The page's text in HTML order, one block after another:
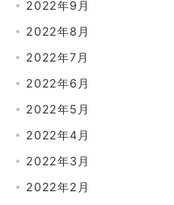
2022年9月
2022年8月
2022年7月
2022年6月
2022年5月
2022年4月
2022年3月
2022年2月